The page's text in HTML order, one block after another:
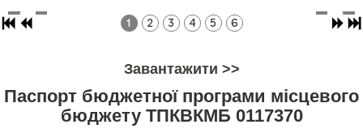
1 2 3 4 5 6
Завантажити >>
Паспорт бюджетної програми місцевого
бюджету ТПКВКМБ 0117370